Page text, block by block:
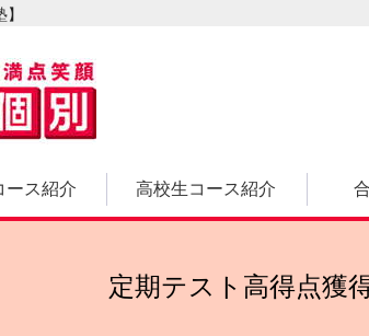
ース紹介 高校生コース紹介
定期テスト高得点獲